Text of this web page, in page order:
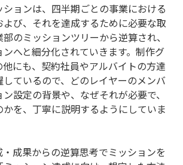
ョンは、四半期ごとの事業における
よび、それを達成するために必要な取
のミッションツリーから逆算され、
へと細分化されていきます。制作グ
にも、契約社員やアルバイトの方達
ているので、どのレイヤーのメンバ
設定の背景や、なぜそれが必要で、
を、丁寧に説明するようにしていま
成果からの逆算思考でミッションを